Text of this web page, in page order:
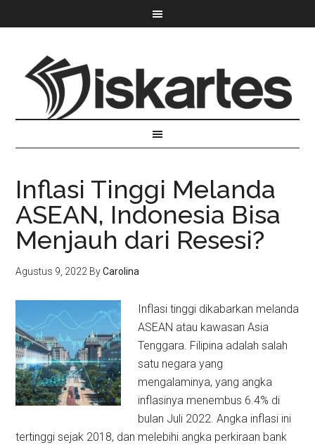
Inflasi Tinggi Melanda
ASEAN, Indonesia Bisa
Menjauh dari Resesi?
Agustus 9, 2022 ByCarolina
Inflasi tinggi dikabarkan melanda
ASEAN atau kawasan Asia
Tenggara. Filipina adalah salah
satu negara yang
mengalaminya, yang angka
inflasinya menembus 6.4% di
bulan Juli 2022. Angka inflasi ini
tertinggi sejak 2018, dan melebihi angka perkiraan bank